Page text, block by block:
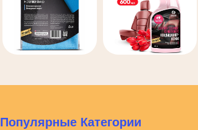
Популярные Категории